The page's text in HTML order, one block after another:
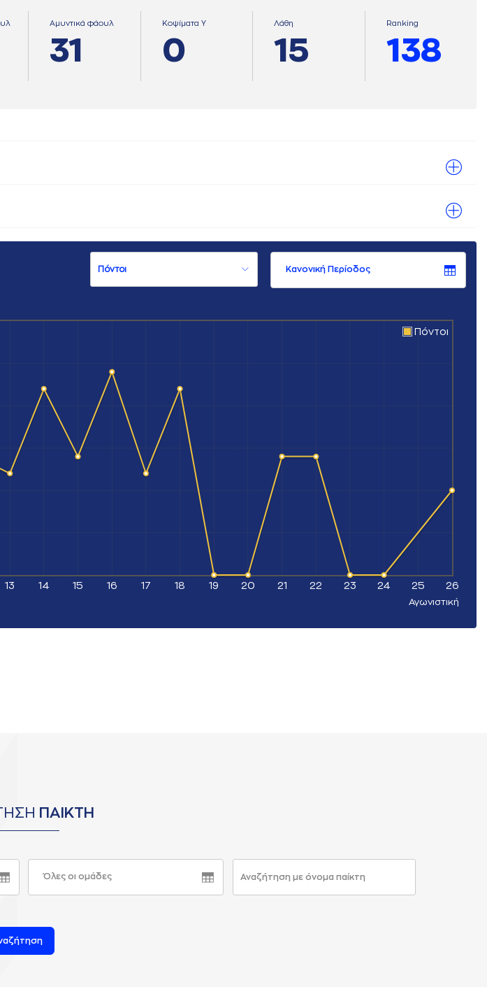
Αμυντικά φάουλ
31
Κοψίματα Υ
0
Λάθη
15
Ranking
138
Κανονική Περίοδος
13 14 15 16 17 18 19 20 21 22 23 24 25 26
Πόντοι
Αγωνιστική
ΠΑΙΚΤΗ
Όλες οι ομάδες